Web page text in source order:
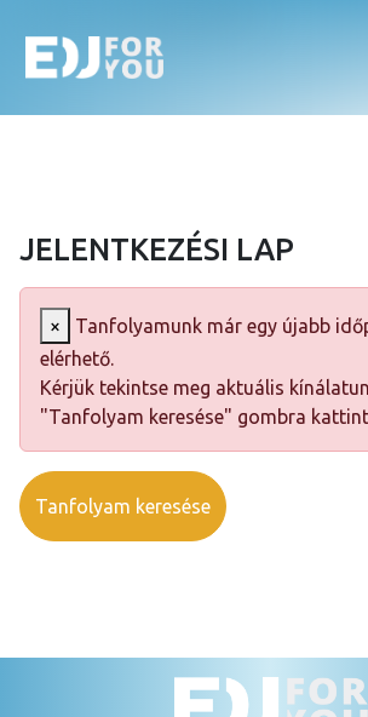
JELENTKEZÉSI LAP
×
Tanfolyamunk már egy újabb
elérhető.
Kérjük tekintse meg aktuális
"Tanfolyam keresése" gombra
Tanfolyam keresése